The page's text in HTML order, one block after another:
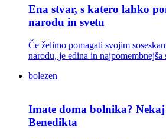
Ena stvar, s katero lahko
narodu in svetu
Če želimo pomagati svojim
narodu, je edina in
bolezen
Imate doma bolnika?
Benedikta